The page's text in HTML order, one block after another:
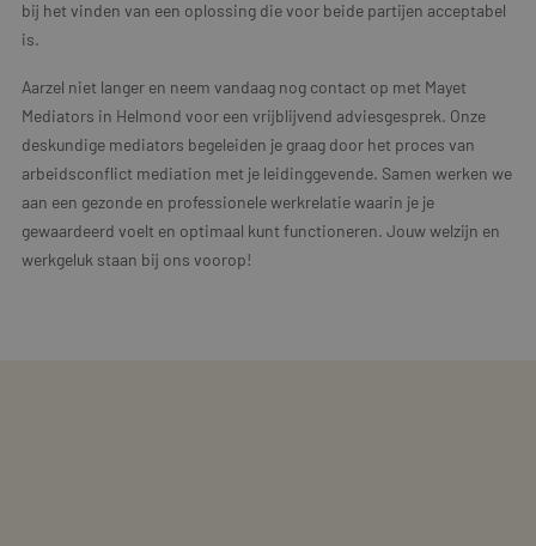
bij het vinden van een oplossing die voor beide partijen acceptabel
is.
Aarzel niet langer en neem vandaag nog contact op met Mayet
Mediators in Helmond voor een vrijblijvend adviesgesprek. Onze
deskundige mediators begeleiden je graag door het proces van
arbeidsconflict mediation met je leidinggevende. Samen werken we
aan een gezonde en professionele werkrelatie waarin je je
gewaardeerd voelt en optimaal kunt functioneren. Jouw welzijn en
werkgeluk staan bij ons voorop!